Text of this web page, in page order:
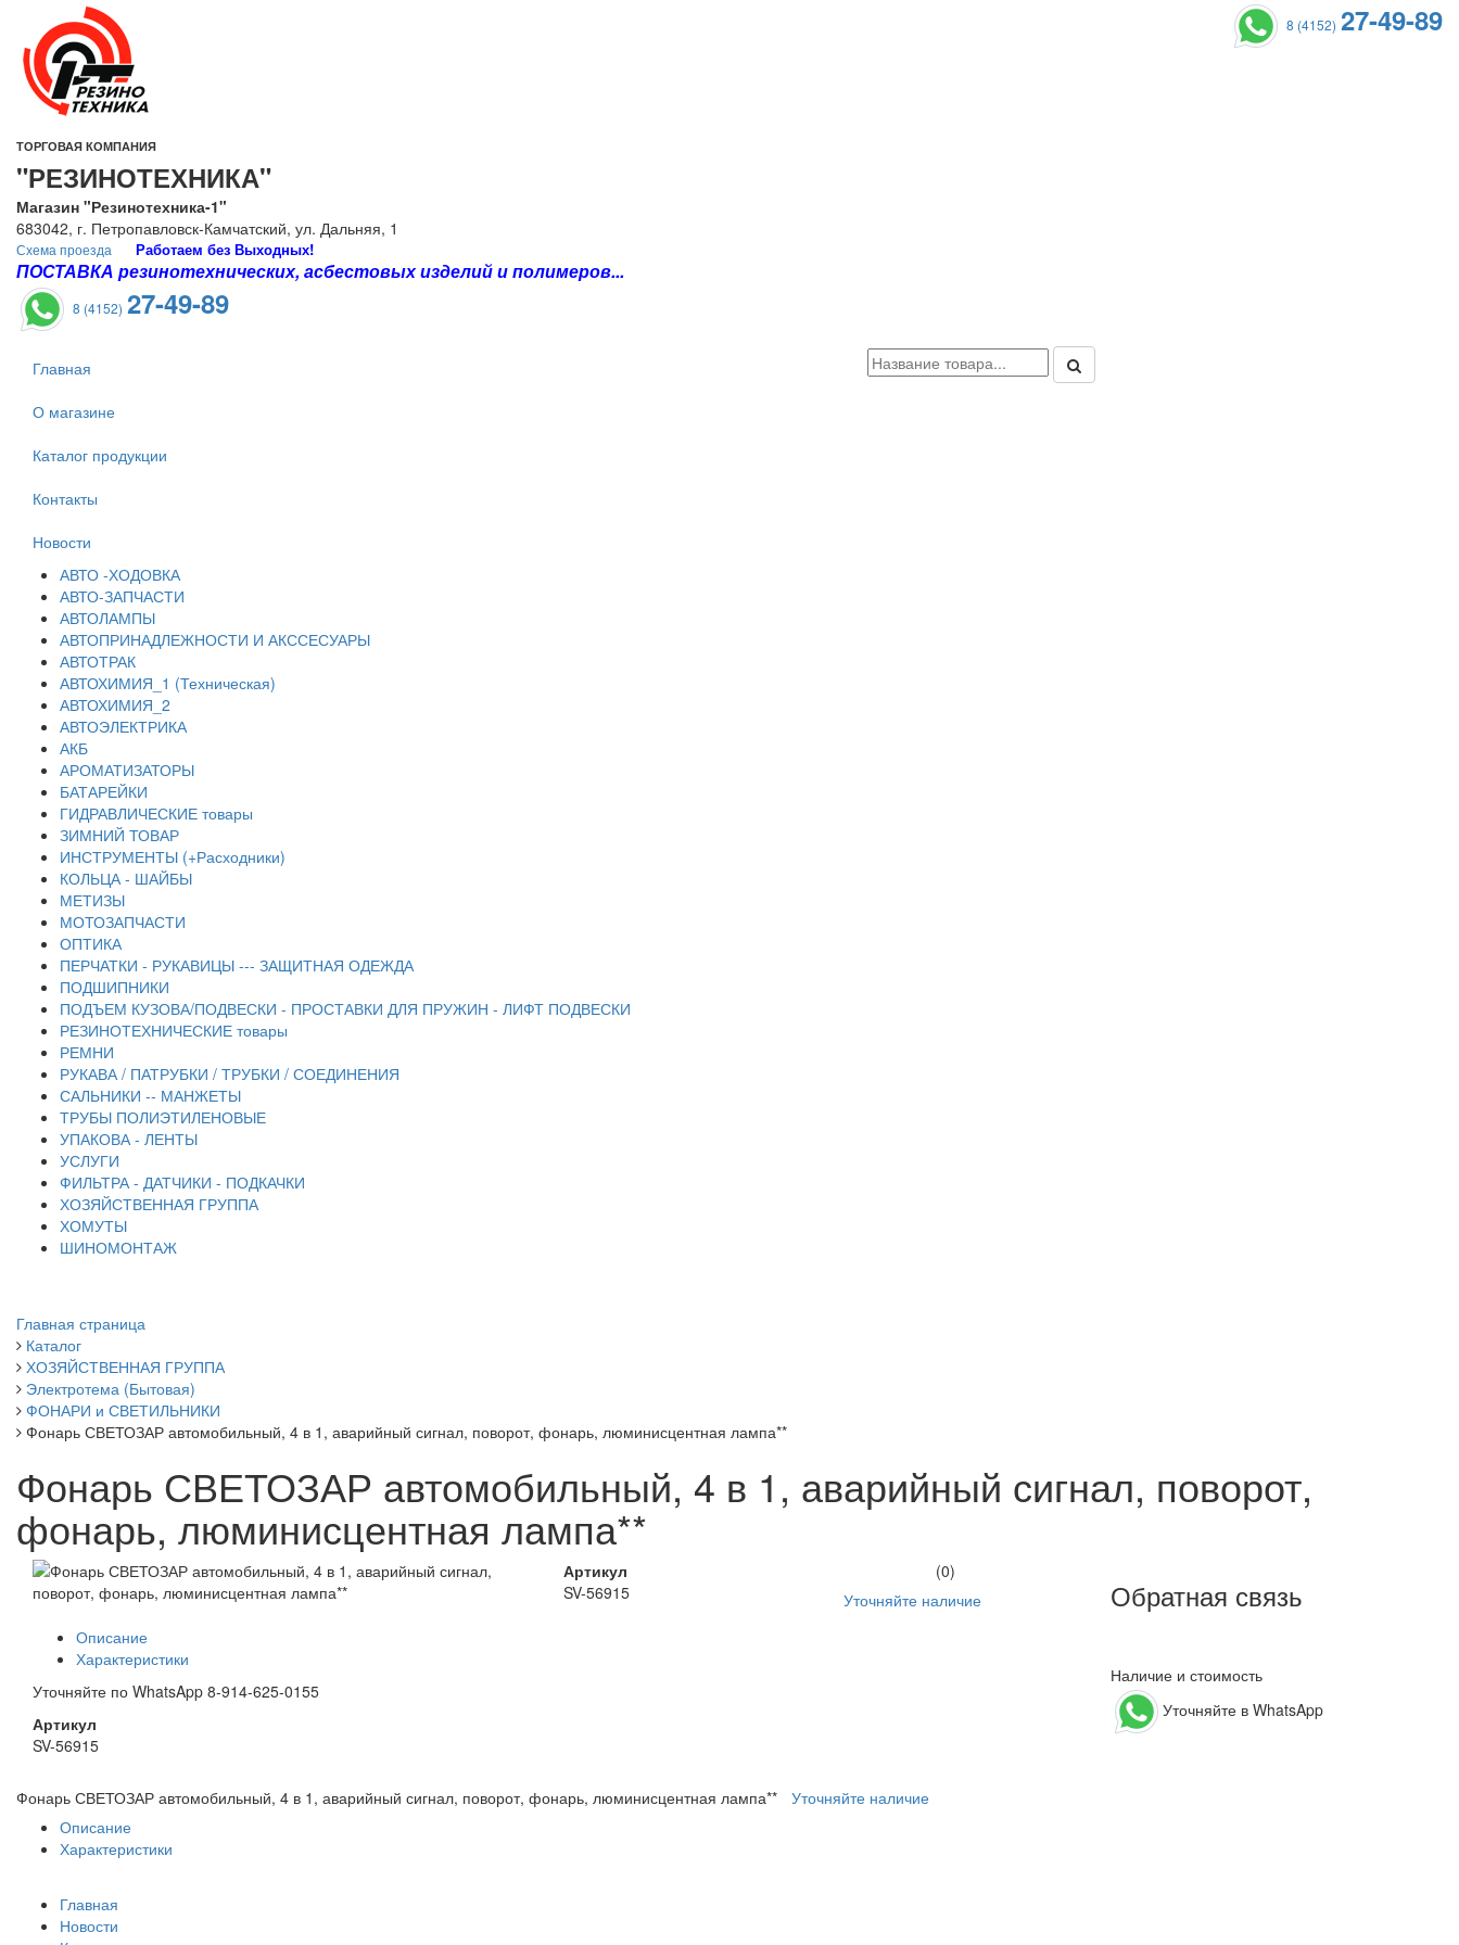
ТОРГОВАЯ КОМПАНИЯ
"РЕЗИНОТЕХНИКА"
Магазин "Резинотехника-1"
683042, г. Петропавловск-Камчатский, ул. Дальняя, 1
Схема проезда Работаем без Выходных!
ПОСТАВКА резинотехнических, асбестовых изделий и полимеров...
8 (4152) 27-49-89
8 (4152) 27-49-89
Главная
О магазине
Каталог продукции
Контакты
Новости
АВТО -ХОДОВКА
АВТО-ЗАПЧАСТИ
АВТОЛАМПЫ
АВТОПРИНАДЛЕЖНОСТИ И АКССЕСУАРЫ
АВТОТРАК
АВТОХИМИЯ_1 (Техническая)
АВТОХИМИЯ_2
АВТОЭЛЕКТРИКА
АКБ
АРОМАТИЗАТОРЫ
БАТАРЕЙКИ
ГИДРАВЛИЧЕСКИЕ товары
ЗИМНИЙ ТОВАР
ИНСТРУМЕНТЫ (+Расходники)
КОЛЬЦА - ШАЙБЫ
МЕТИЗЫ
МОТОЗАПЧАСТИ
ОПТИКА
ПЕРЧАТКИ - РУКАВИЦЫ --- ЗАЩИТНАЯ ОДЕЖДА
ПОДШИПНИКИ
ПОДЪЕМ КУЗОВА/ПОДВЕСКИ - ПРОСТАВКИ ДЛЯ ПРУЖИН - ЛИФТ ПОДВЕСКИ
РЕЗИНОТЕХНИЧЕСКИЕ товары
РЕМНИ
РУКАВА / ПАТРУБКИ / ТРУБКИ / СОЕДИНЕНИЯ
САЛЬНИКИ -- МАНЖЕТЫ
ТРУБЫ ПОЛИЭТИЛЕНОВЫЕ
УПАКОВА - ЛЕНТЫ
УСЛУГИ
ФИЛЬТРА - ДАТЧИКИ - ПОДКАЧКИ
ХОЗЯЙСТВЕННАЯ ГРУППА
ХОМУТЫ
ШИНОМОНТАЖ
Главная страница
Каталог
ХОЗЯЙСТВЕННАЯ ГРУППА
Электротема (Бытовая)
ФОНАРИ и СВЕТИЛЬНИКИ
Фонарь СВЕТОЗАР автомобильный, 4 в 1, аварийный сигнал, поворот, фонарь, люминисцентная лампа**
Фонарь СВЕТОЗАР автомобильный, 4 в 1, аварийный сигнал, поворот,
фонарь, люминисцентная лампа**
Артикул
SV-56915
(0)
Уточняйте наличие
Описание
Характеристики
Уточняйте по WhatsApp 8-914-625-0155
Артикул
SV-56915
Фонарь СВЕТОЗАР автомобильный, 4 в 1, аварийный сигнал, поворот, фонарь, люминисцентная лампа**
Уточняйте наличие
Описание
Характеристики
Обратная связь
Наличие и стоимость
Уточняйте в WhatsApp
Главная
Новости